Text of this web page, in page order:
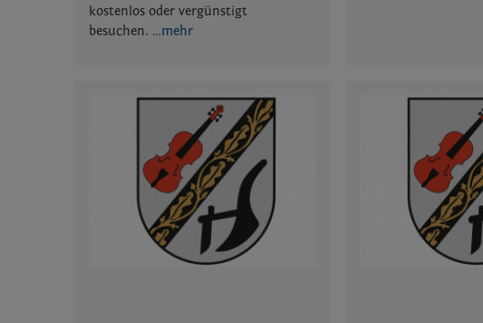
kostenlos oder vergünstigt
besuchen. …mehr